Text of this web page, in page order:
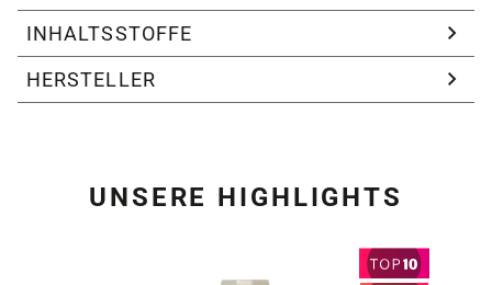
INHALTSSTOFFE
HERSTELLER
UNSERE HIGHLIGHTS